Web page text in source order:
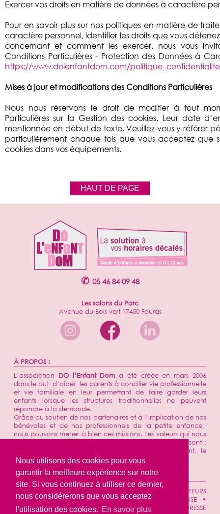
Nous utilisons des cookies pour vous
garantir la meilleure expérience sur notre
site. Si vous continuez à utiliser ce dernier,
nous considérerons que vous acceptez
l'utilisation des cookies. En savoir plus
Exercer vos droits en matière de données à caractère
Pour en savoir plus sur nos politiques en matière de
caractère personnel, identifier les droits que vous
concernant et comment les exercer, nous vous
Conditions Particulières - Protection des Données à
https://www.dolenfantdom.com/
Mises à jour et modifications des Conditions Particulières
Nous nous réservons le droit de modifier à tout
Particulières sur la Gestion des cookies. Leur date
mentionnée en début de texte. Veuillez-vous y référer
particulièrement chaque fois que vous acceptez que
cookies dans vos équipements.
HAUT DE PAGE
✆ 05 46 84 09 48
Les salons du Parc
Avenue du Bois vert 17450 Fouras
À PROPOS :
L’association DO l’Enfant Dom a été créée en mars 2006
dans le but d’aider les parents à concilier vie professionnelle
et vie familiale en leur permettant de faire garder leurs
enfants lorsque les structures traditionnelles ne peuvent
répondre à la demande.
Grâce au soutien de nos partenaires et à l’implication de nos
bénévoles et de nos professionnels de la petite enfance,
nous pouvons mener à bien ces missions. Les valeurs qui nous
ont toujours animées et sont de plus en plus présentes sont :
l’utilité sociale, le soutien aux familles, l’engagement, le
respect et la convivialité.
NAVIGATION :
•
SECTEURS
D'INTERVENTIONS
•TARIFS & ADHÉSION ENTREPRISE
•
TÉMOIGNAGES • ACTUALITÉS • CONTACT •
REVUE DE PRESSE